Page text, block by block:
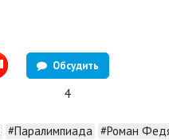
Обсудить
4
#Паралимпиада #Роман